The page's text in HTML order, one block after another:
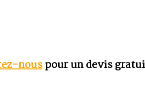
nouspour un devis